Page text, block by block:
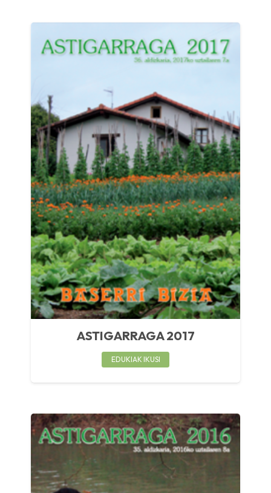
ASTIGARRAGA 2017
EDUKIAK IKUSI